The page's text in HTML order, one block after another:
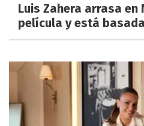
Luis Zahera arrasa
película y está